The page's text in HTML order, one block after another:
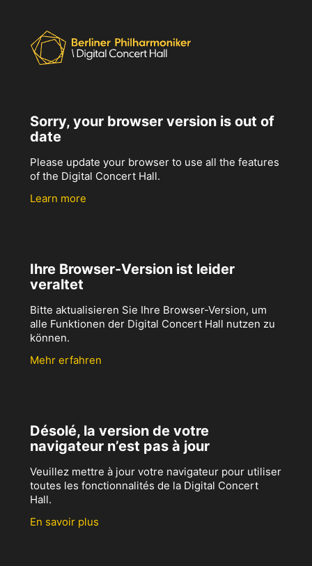
Sorry, your browser version is out of
date
Please update your browser to use all the features
of the Digital Concert Hall.
Learn more
Ihre Browser-Version ist leider
veraltet
Bitte aktualisieren Sie Ihre Browser-Version, um
alle Funktionen der Digital Concert Hall nutzen zu
können.
Mehr erfahren
Désolé, la version de votre
navigateur n’est pas à jour
Veuillez mettre à jour votre navigateur pour utiliser
toutes les fonctionnalités de la Digital Concert
Hall.
En savoir plus